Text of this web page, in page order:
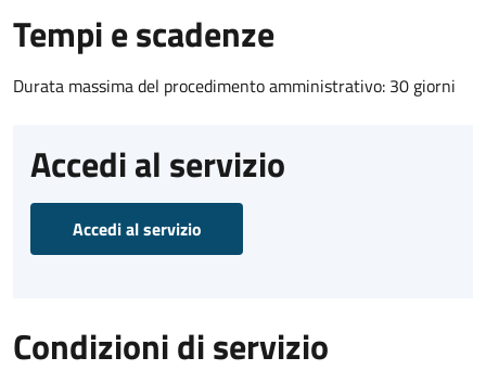
Tempi e scadenze
Durata massima del procedimento amministrativo: 30 giorni
Accedi al servizio
Accedi al servizio
Condizioni di servizio